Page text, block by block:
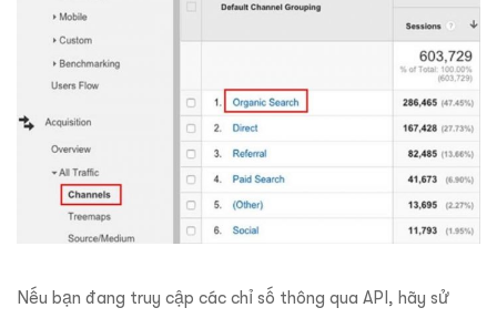
Nếu bạn đang truy cập các chỉ số thông qua API, hãy sử